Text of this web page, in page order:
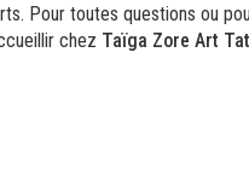
Pour toutes questions ou
chez Taïga Zore Art